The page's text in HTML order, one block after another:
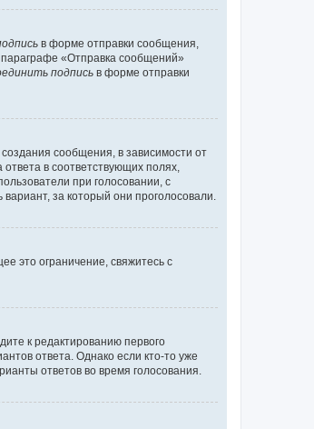
в форме отправки сообщения,
«Отправка сообщений»
подпись в форме отправки
сообщения, в зависимости от
в соответствующих полях,
при голосовании, с
за который они проголосовали.
это ограничение, свяжитесь с
к редактированию первого
ответа. Однако если кто-то уже
ответов во время голосования.